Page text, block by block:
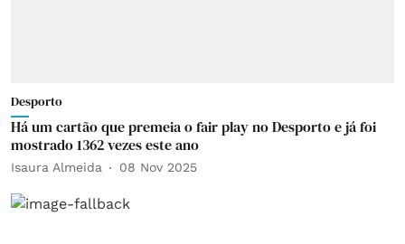
Desporto
Há um cartão que premeia o fair play no Desporto e já foi
mostrado 1362 vezes este ano
Isaura Almeida 08 Nov 2025